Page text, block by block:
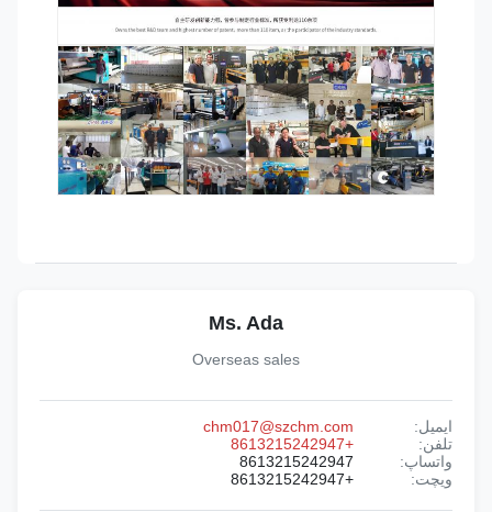
Ms. Ada
Overseas sales
ایمیل:
chm017@szchm.com
واتساپ:
8613215242947
ویچت: